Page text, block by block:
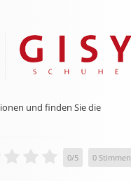
und finden Sie die
0/5 0Stimmen